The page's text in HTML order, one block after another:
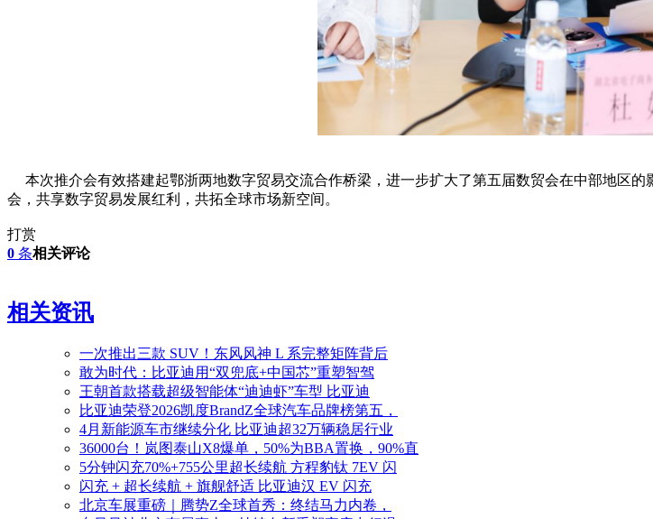
本次推介会有效搭建起鄂浙两地数字贸易交流合作桥梁，进一步扩大了第五届数贸会在中部地区
会，共享数字贸易发展红利，共拓全球市场新空间。
打赏
0 条相关评论
相关资讯
一次推出三款 SUV！东风风神 L 系完整矩阵背后
敢为时代：比亚迪用“双兜底+中国芯”重塑智驾
王朝首款搭载超级智能体“迪迪虾”车型 比亚迪
比亚迪荣登2026凯度BrandZ全球汽车品牌榜第五，
4月新能源车市继续分化 比亚迪超32万辆稳居行业
36000台！岚图泰山X8爆单，50%为BBA置换，90%直
5分钟闪充70%+755公里超长续航 方程豹钛 7EV 闪
闪充 + 超长续航 + 旗舰舒适 比亚迪汉 EV 闪充
北京车展重磅｜腾势Z全球首秀：终结马力内卷，